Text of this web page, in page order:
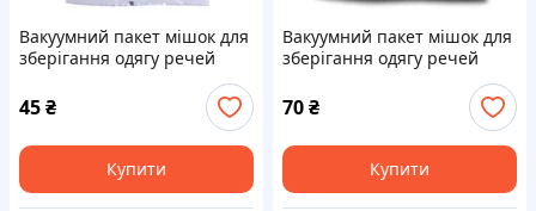
Вакуумний пакет мішок для
зберігання одягу речей
45₴
Купити
Вакуумний пакет мішок для
зберігання одягу речей
70₴
Купити